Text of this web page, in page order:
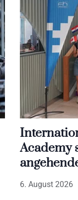
Academy
6. August 2026